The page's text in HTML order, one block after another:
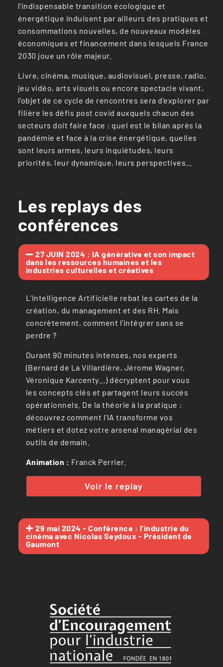
l’indispensable transition écologique et
énergétique induisent par ailleurs des pratiques et
consommations nouvelles, de nouveaux modèles
économiques et financement dans lesquels France
2030 joue un rôle majeur.
Livre, cinéma, musique, audiovisuel, presse, radio,
jeu vidéo, arts visuels ou encore spectacle vivant,
l’objet de ce cycle de rencontres sera d’explorer par
filière les défis post covid auxquels chacun des
secteurs doit faire face : quel est le bilan après la
pandémie et face à la crise énergétique, quelles
sont leurs armes, leurs inquiétudes, leurs
priorités, leur dynamique, leurs perspectives…
Les replays des
conférences
27 JUIN 2024 : IA générative et son impact
dans les ressources humaines et les
industries culturelles et créatives
L’Intelligence Artificielle rebat les cartes de la
création, du management et des RH. Mais
concrètement, comment l’intégrer sans se
perdre ?
Durant 90 minutes intenses, nos experts
(Bernard de La Villardière, Jérome Wagner,
Véronique Karcenty…) décryptent pour vous
les concepts clés et partagent leurs succès
opérationnels. De la théorie à la pratique :
découvrez comment l’IA transforme vos
métiers et dotez votre arsenal managérial des
outils de demain.
Animation : Franck Perrier.
Voir le replay
29 mai 2024 - Conférence : l'industrie du
cinéma avec Nicolas Seydoux - Président de
Gaumont